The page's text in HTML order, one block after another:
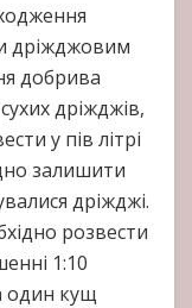
дріжджовим
добрива
дріжджів,
у пів літрі
залишити
дріжджі.
розвести
1:10
один кущ